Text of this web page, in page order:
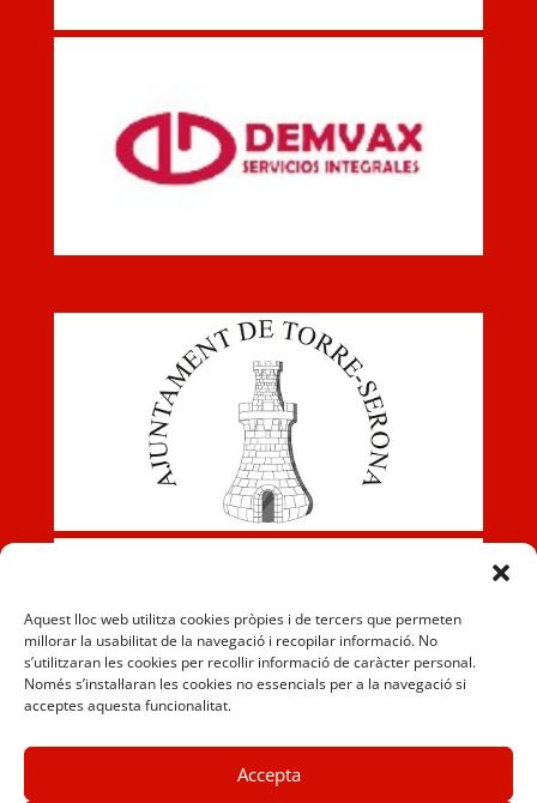
Aquest lloc web utilitza cookies pròpies i de tercers que permeten
millorar la usabilitat de la navegació i recopilar informació. No
s’utilitzaran les cookies per recollir informació de caràcter personal.
Només s’instal·laran les cookies no essencials per a la navegació si
acceptes aquesta funcionalitat.
Accepta